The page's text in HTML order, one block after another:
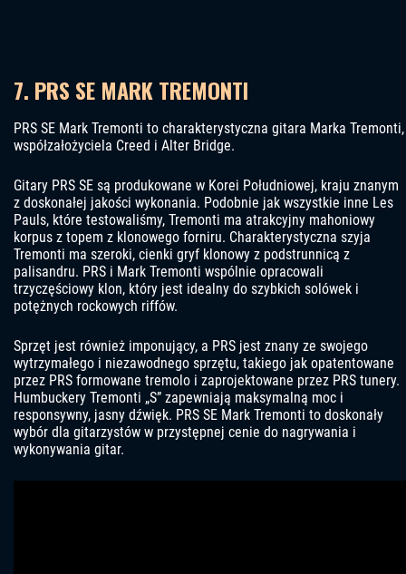
7. PRS SE MARK TREMONTI
PRS SE Mark Tremonti to charakterystyczna gitara Marka Tremonti,
współzałożyciela Creed i Alter Bridge.
Gitary PRS SE są produkowane w Korei Południowej, kraju znanym
z doskonałej jakości wykonania. Podobnie jak wszystkie inne Les
Pauls, które testowaliśmy, Tremonti ma atrakcyjny mahoniowy
korpus z topem z klonowego forniru. Charakterystyczna szyja
Tremonti ma szeroki, cienki gryf klonowy z podstrunnicą z
palisandru. PRS i Mark Tremonti wspólnie opracowali
trzyczęściowy klon, który jest idealny do szybkich solówek i
potężnych rockowych riffów.
Sprzęt jest również imponujący, a PRS jest znany ze swojego
wytrzymałego i niezawodnego sprzętu, takiego jak opatentowane
przez PRS formowane tremolo i zaprojektowane przez PRS tunery.
Humbuckery Tremonti „S” zapewniają maksymalną moc i
responsywny, jasny dźwięk. PRS SE Mark Tremonti to doskonały
wybór dla gitarzystów w przystępnej cenie do nagrywania i
wykonywania gitar.